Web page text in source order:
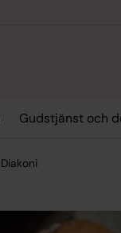
Gudstjänst och
Diakoni